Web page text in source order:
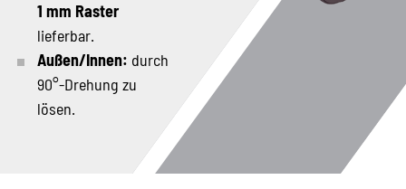
1 mm Raster
lieferbar.
Außen/Innen: durch
90°-Drehung zu
lösen.